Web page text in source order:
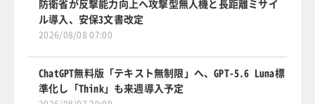
防衛省が反撃能力向上へ攻撃型無人機と長距離ミサイ
ル導入、安保3文書改定
2026/08/08 07:00
ChatGPT無料版「テキスト無制限」へ、GPT-5.6 Luna標
準化し「Think」も来週導入予定